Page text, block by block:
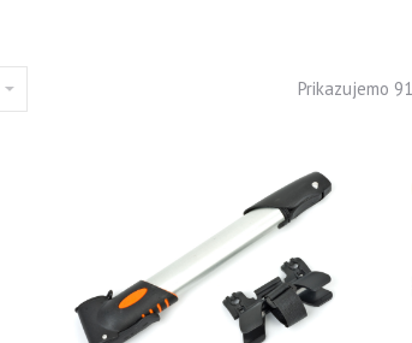
Prikazujemo